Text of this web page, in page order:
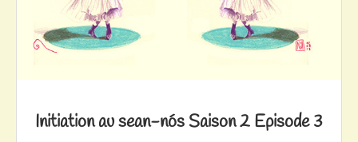
Initiation au sean-nós Saison 2 Episode 3